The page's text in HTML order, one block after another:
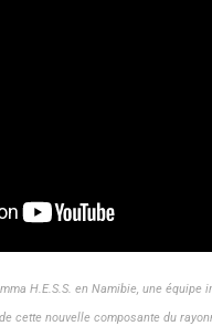
H.E.S.S. en Namibie, une
cette nouvelle composante du